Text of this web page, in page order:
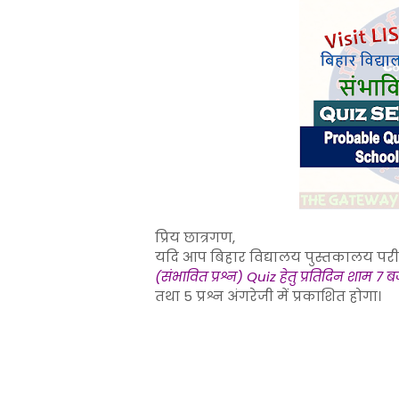
प्रिय छात्रगण,
यदि आप बिहार विद्यालय पुस्तकालय
(संभावित प्रश्न) Quiz हेतु प्रतिदिन शाम
तथा 5 प्रश्न अंगरेजी में प्रकाशित होगा।